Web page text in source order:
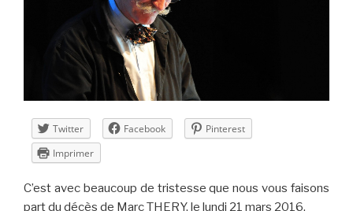
Twitter Facebook
Pinterest
Imprimer
C’est avec beaucoup de tristesse que nous vous faisons
part du décès de Marc THERY, le lundi 21 mars 2016.